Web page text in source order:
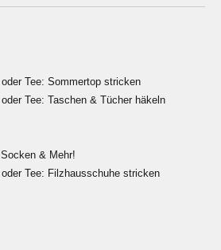
Tee: Sommertop stricken
Tee: Taschen & Tücher häkeln
& Mehr!
Tee: Filzhausschuhe stricken